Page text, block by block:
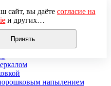
двери
в квартиру
открывания
напылением
сайт, вы даёте согласие на
и других
IP-адрес, сведения о
на сайте и т. п.)
проведения
(например,
с нашей
данных.
Принять